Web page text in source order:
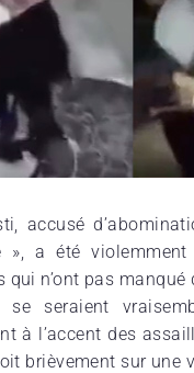
accusé
», a été
qui n’ont pas manqué
se seraient
à l’accent des
brièvement sur une